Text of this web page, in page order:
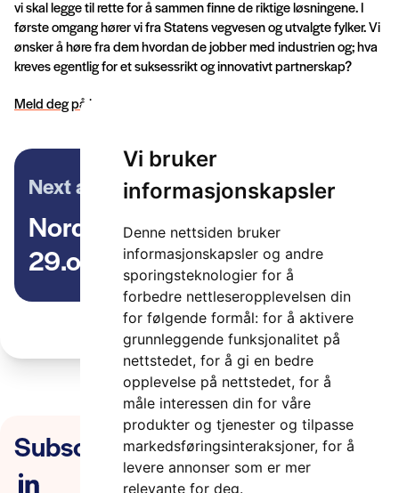
Vi bruker
informasjonskapsler
Denne nettsiden bruker
informasjonskapsler og andre
sporingsteknologier for å
forbedre nettleseropplevelsen din
for følgende formål: for å aktivere
grunnleggende funksjonalitet på
nettstedet, for å gi en bedre
opplevelse på nettstedet, for å
måle interessen din for våre
produkter og tjenester og tilpasse
markedsføringsinteraksjoner, for å
levere annonser som er mer
relevante for deg.
vi skal legge til rette for å sammen finne de riktige løsningene. I
første omgang hører vi fra Statens vegvesen og utvalgte fylker. Vi
ønsker å høre fra dem hvordan de jobber med industrien og; hva
kreves egentlig for et suksessrikt og innovativt partnerskap?
Meld deg på her >>
Next article
NordicWay 2 pilot-webinar
29.oktober
Subscribe to our newsletter